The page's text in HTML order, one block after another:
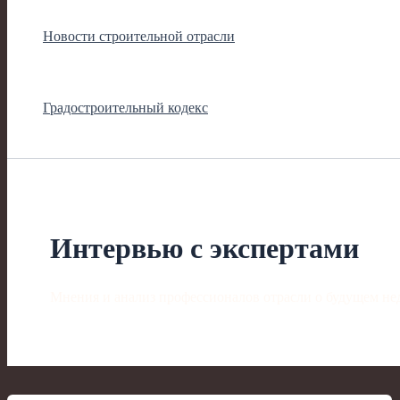
Новости строительной отрасли
Градостроительный кодекс
Интервью с экспертами